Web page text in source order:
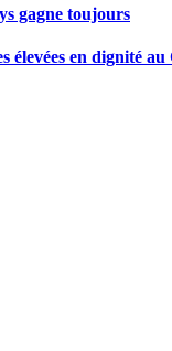
gagne toujours
élevées en dignité